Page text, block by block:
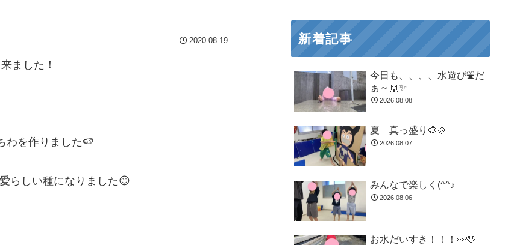
2020.08.19
ました！
わを作りました🍉
らしい種になりました😊
新着記事
今日も、、、、水遊び⛲だ
ぁ～🙌✨
2026.08.08
夏 真っ盛り🌻🌞
2026.08.07
みんなで楽しく(^^♪
2026.08.06
お水だいすき！！！👀🩵